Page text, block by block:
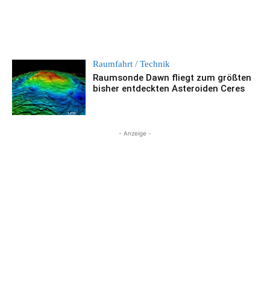
Raumfahrt / Technik
Raumsonde Dawn fliegt zum größten
bisher entdeckten Asteroiden Ceres
- Anzeige -